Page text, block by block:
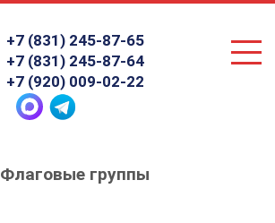
+7 (831) 245-87-65
+7 (831) 245-87-64
+7 (920) 009-02-22
Флаговые группы